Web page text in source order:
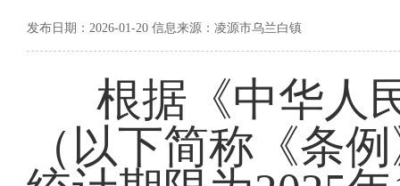
发布日期：2026-01-20 信息来源：凌源市乌兰白镇
根据《中华人
（以下简称《条